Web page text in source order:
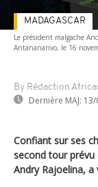
Le président malgache
Antananarivo, le 16
By Rédaction
Dernière MAJ:
MADAGASCAR
Confiant sur ses
second tour prévu
Andry Rajoelina,